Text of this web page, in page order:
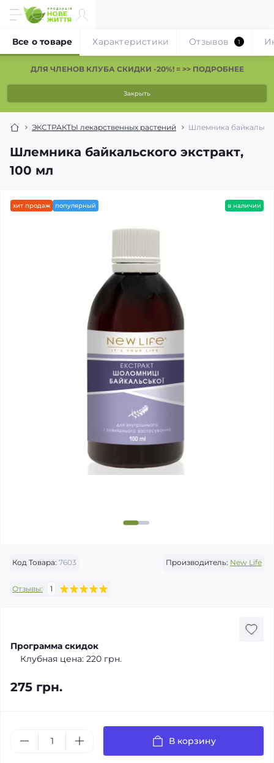
ДЛЯ ЧЛЕНОВ КЛУБА СКИДКИ -20%! = >> ПОДРОБНЕЕ
Закрыть
ЭКСТРАКТЫ лекарственных растений Шлемника
Шлемника байкальского экстракт,
100 мл
Все о товаре Характеристики Отзывов 1
хит продаж популярный в наличии
Код Товара: 7603 Производитель: New Life
Отзывы: 1
Программа скидок
Клубная цена: 220 грн.
275 грн.
В корзину